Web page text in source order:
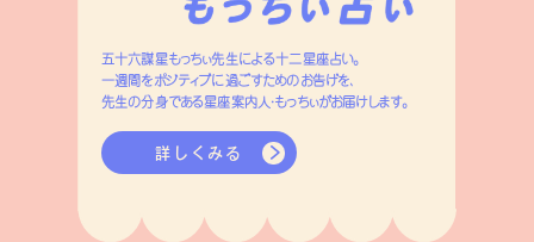
五十六謀星もっちぃ先生による十二星座占い。
一週間をポジティブに過ごすためのお告げを、
先生の分身である星座案内人・もっちぃがお届けします。
詳しくみる